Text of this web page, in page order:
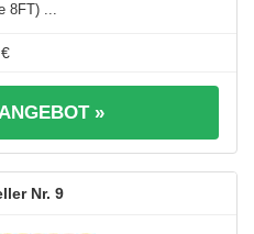
8FT) ...
»
9